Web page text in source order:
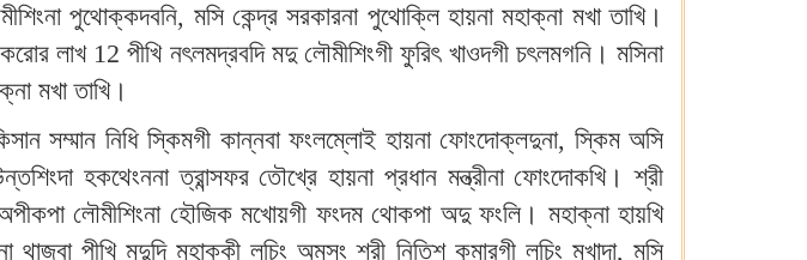
পুথোক্কদবনি, মসি কেন্দ্র সরকারনা পুথোক্লি হায়না মহাক্না মখা তাখি।
লাখ 12 পীখি নৎলমদ্রবদি মদু লৌমীশিংগী ফুরিৎ খাওদগী চৎলমগনি। মসিনা
মখা তাখি।
সম্মান নিধি স্কিমগী কান্নবা ফংলম্লোই হায়না ফোংদোক্লদুনা, স্কিম অসি
হকথেংননা ত্রান্সফর তৌখ্রে হায়না প্রধান মন্ত্রীনা ফোংদোকখি। শ্রী
অপীকপা লৌমীশিংনা হৌজিক মখোয়গী ফংদম থোকপা অদু ফংলি। মহাক্না হায়খি
থাজবা পীখি মদুদি মহাক্কী লুচিং অমসুং শ্রী নিতিশ কুমারগী লুচিং মখাদা, মসি